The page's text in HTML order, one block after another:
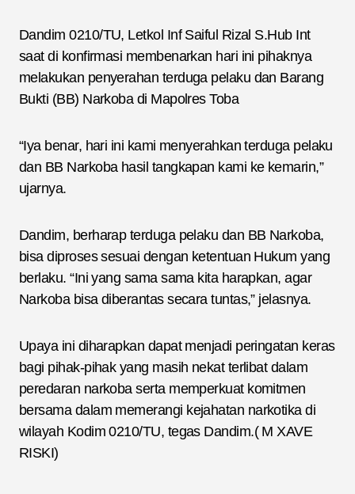
Dandim 0210/TU, Letkol Inf Saiful Rizal S.Hub Int
saat di konfirmasi membenarkan hari ini pihaknya
melakukan penyerahan terduga pelaku dan Barang
Bukti (BB) Narkoba di Mapolres Toba
“Iya benar, hari ini kami menyerahkan terduga pelaku
dan BB Narkoba hasil tangkapan kami ke kemarin,”
ujarnya.
Dandim, berharap terduga pelaku dan BB Narkoba,
bisa diproses sesuai dengan ketentuan Hukum yang
berlaku. “Ini yang sama sama kita harapkan, agar
Narkoba bisa diberantas secara tuntas,” jelasnya.
Upaya ini diharapkan dapat menjadi peringatan keras
bagi pihak-pihak yang masih nekat terlibat dalam
peredaran narkoba serta memperkuat komitmen
bersama dalam memerangi kejahatan narkotika di
wilayah Kodim 0210/TU, tegas Dandim.( M XAVE
RISKI)